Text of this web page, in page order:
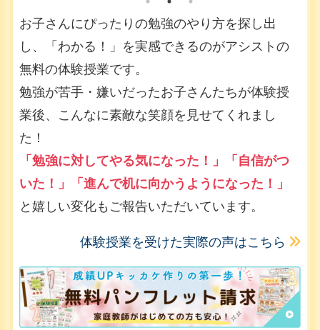
お子さんにぴったりの勉強のやり方を探し出
し、「わかる！」を実感できるのがアシストの
無料の体験授業です。
勉強が苦手・嫌いだったお子さんたちが体験授
業後、こんなに素敵な笑顔を見せてくれまし
た！
「勉強に対してやる気になった！」「自信がつ
いた！」「進んで机に向かうようになった！」
と嬉しい変化もご報告いただいています。
体験授業を受けた実際の声はこちら